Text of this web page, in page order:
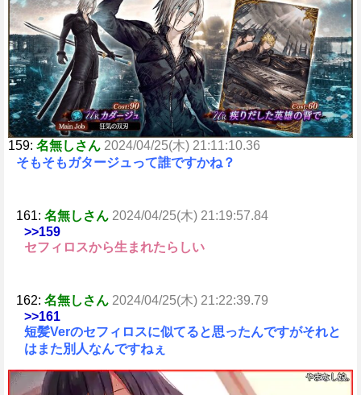
u
t
e
159: 名無しさん 2024/04/25(木) 21:11:10.36
そもそもガタージュって誰ですかね？
161: 名無しさん 2024/04/25(木) 21:19:57.84
>>159
セフィロスから生まれたらしい
162: 名無しさん 2024/04/25(木) 21:22:39.79
>>161
短髪Verのセフィロスに似てると思ったんですがそれと
はまた別人なんですねぇ